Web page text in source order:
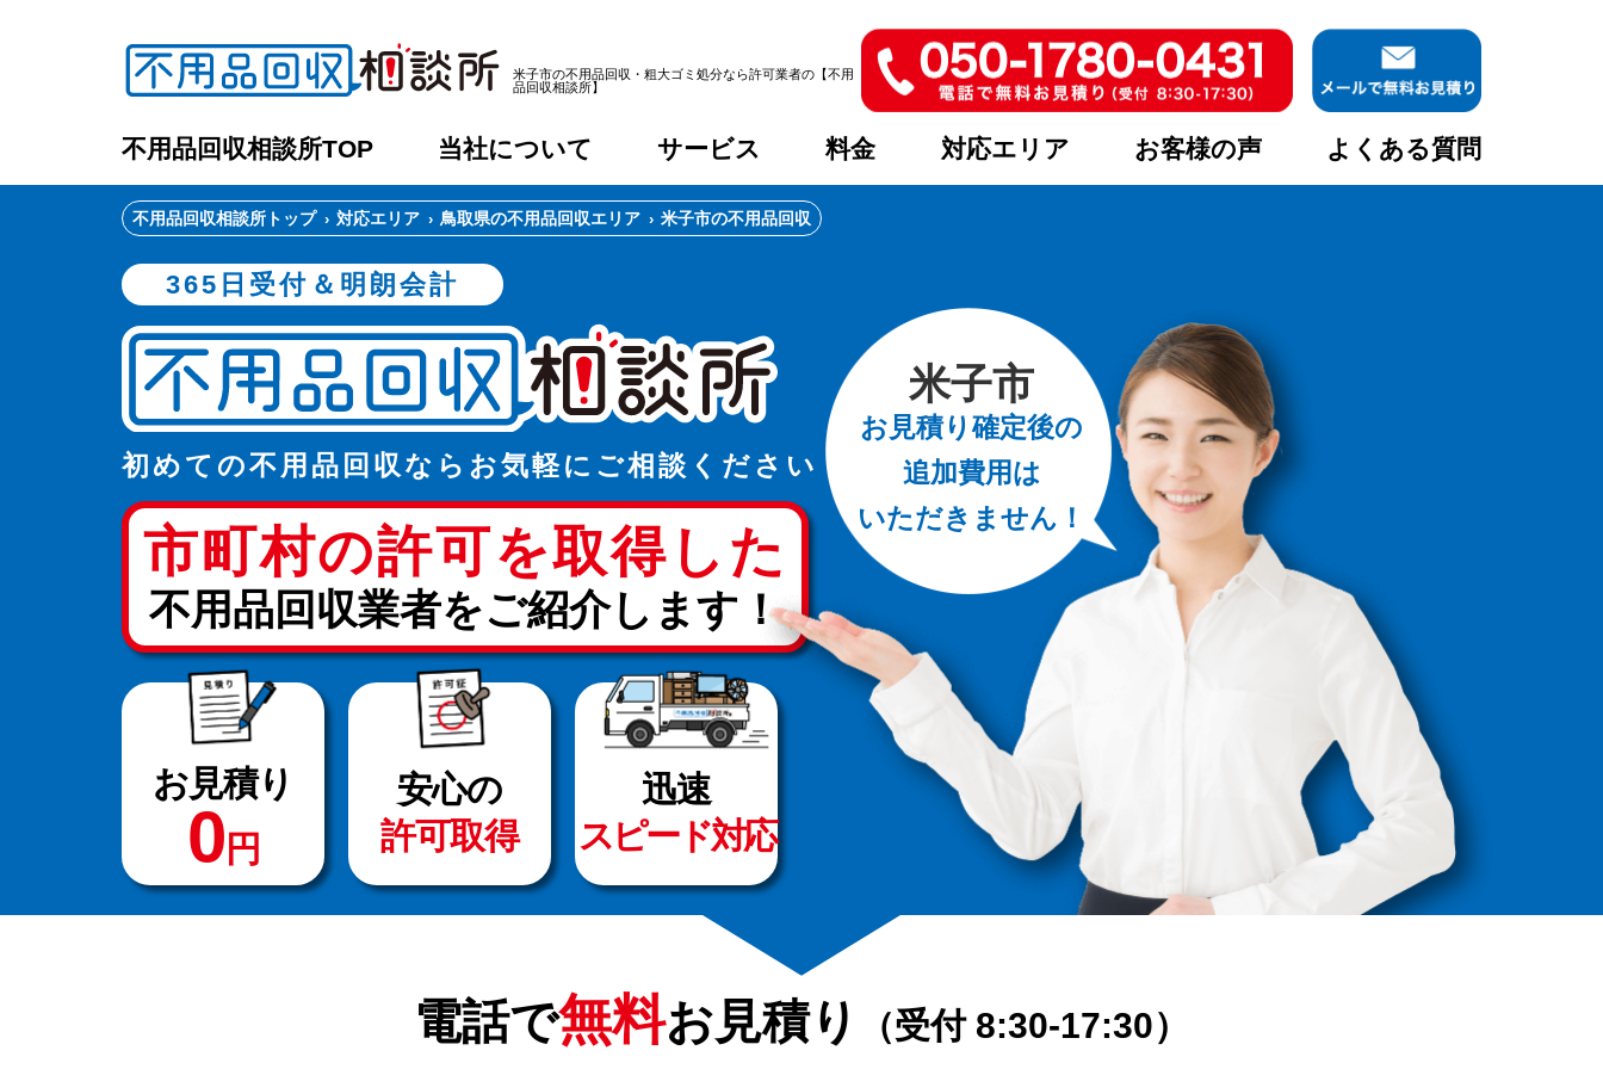
米子市の不用品回収・粗大ゴミ処分なら許可業者の【不用
品回収相談所】
不用品回収相談所TOP 当社について サービス 料金 対応エリア お客様の声 よくある質問
不用品回収相談所トップ 対応エリア 鳥取県の不用品回収エリア 米子市の不用品回収
365日受付＆明朗会計
初めての不用品回収ならお気軽に ご相談ください
市町村の許可を取得した
不用品回収業者をご紹介します！
お見積り
0 円
安心の
許可取得
迅速
スピード対応
米子市
お見積り確定後の
追加費用は
いただきません！
電話で無料お見積り （受付 8:30-17:30）